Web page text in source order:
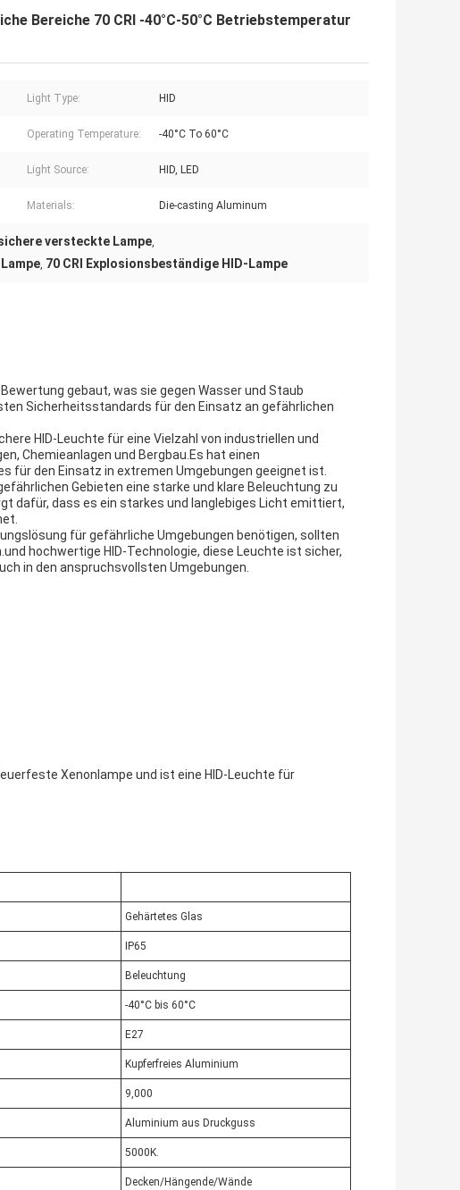
Bereiche 70 CRI -40°C-50°C Betriebstemperatur
Light Type: HID
Operating Temperature: -40°C To 60°C
Light Source: HID, LED
Materials: Die-casting Aluminum
versteckte Lampe,
, 70 CRI Explosionsbeständige HID-Lampe
gebaut, was sie gegen Wasser und Staub
Sicherheitsstandards für den Einsatz an gefährlichen
HID-Leuchte für eine Vielzahl von industriellen und
Chemieanlagen und Bergbau.Es hat einen
für den Einsatz in extremen Umgebungen geeignet ist.
Gebieten eine starke und klare Beleuchtung zu
dafür, dass es ein starkes und langlebiges Licht emittiert,
für gefährliche Umgebungen benötigen, sollten
hochwertige HID-Technologie, diese Leuchte ist sicher,
in den anspruchsvollsten Umgebungen.
Xenonlampe und ist eine HID-Leuchte für
Gehärtetes Glas
IP65
Beleuchtung
-40°C bis 60°C
E27
Kupferfreies Aluminium
9,000
Aluminium aus Druckguss
5000K.
Decken/Hängende/Wände